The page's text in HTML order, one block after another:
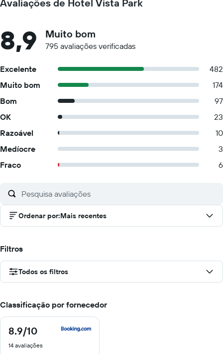
Avaliações de Hotel Vista Park
8,9 Muito bom
795 avaliações verificadas
Excelente
482
Muito bom
174
Bom
97
OK
23
Razoável
10
Medíocre
3
Fraco
6
Ordenar por:Mais recentes
Filtros
Todos os filtros
Classificação por fornecedor
8.9/10
8.9
10
14 avaliações